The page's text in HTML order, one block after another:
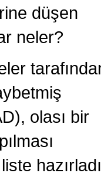
düşen
neler?
olası bir